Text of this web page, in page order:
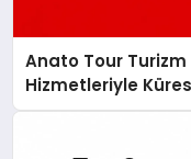
Anato Tour
Hizmetleriyle